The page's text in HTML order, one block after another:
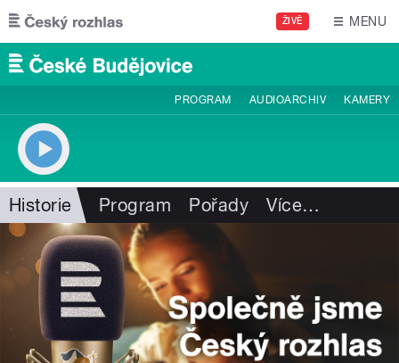
Přejít k hlavnímu obsahu
ŽIVĚ MENU
PROGRAM AUDIOARCHIV KAMERY
Historie Program Pořady Více…